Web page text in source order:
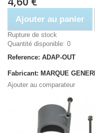
Ajouter au panier
Rupture de stock
Quantité disponible: 0
Reference: ADAP-OUT
Fabricant: MARQUE
Ajouter au comparateur